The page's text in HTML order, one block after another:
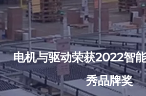
电机与驱动荣获2022智
秀品牌奖